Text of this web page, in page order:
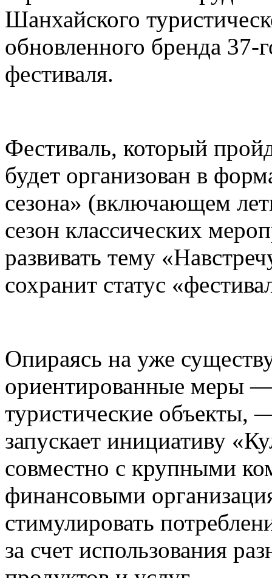
Шанхайского
обновленного бренда 37-
фестиваля.
Фестиваль, который
будет организован в
сезона» (включающем
сезон классических
развивать тему
сохранит статус
Опираясь на уже
ориентированные меры
туристические объекты,
запускает инициативу
совместно с крупными
финансовыми
стимулировать
за счет использования